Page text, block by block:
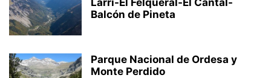
Larri-El Felqueral-El Cantal-
Balcón de Pineta
Parque Nacional de Ordesa y
Monte Perdido